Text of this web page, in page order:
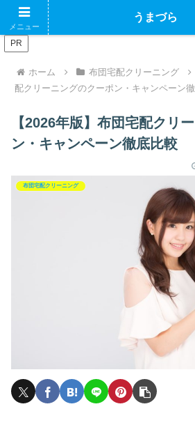
ブログで収益化できるかやって
PR
ホーム 布団宅配クリーニング
配クリーニングのクーポン・キャンペーン
【2026年版】布団宅配クリ
ン・キャンペーン徹底比較
布団宅配クリーニング
メニュー
うまづら